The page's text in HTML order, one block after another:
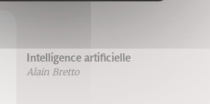
Intelligence artificielle
Alain Bretto